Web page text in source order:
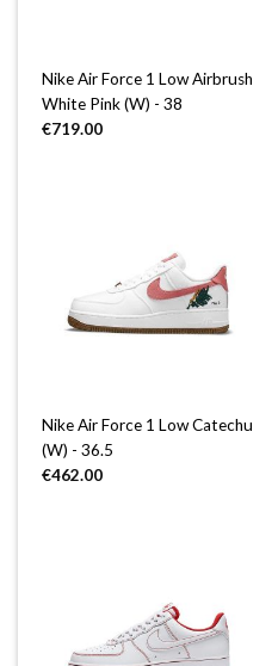
Nike Air Force 1 Low Airbrush
White Pink (W) - 38
€719.00
Nike Air Force 1 Low Catechu
(W) - 36.5
€462.00